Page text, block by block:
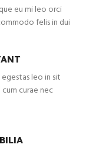
eu mi leo orci
felis in dui
leo in sit
curae nec